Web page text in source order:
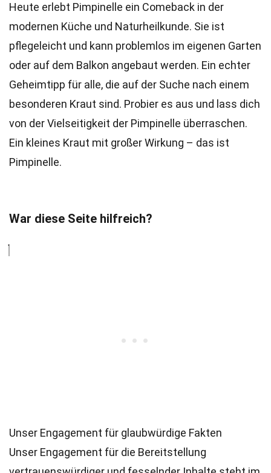
Heute erlebt Pimpinelle ein Comeback in der
modernen Küche und Naturheilkunde. Sie ist
pflegeleicht und kann problemlos im eigenen Garten
oder auf dem Balkon angebaut werden. Ein echter
Geheimtipp für alle, die auf der Suche nach einem
besonderen Kraut sind. Probier es aus und lass dich
von der Vielseitigkeit der Pimpinelle überraschen.
Ein kleines Kraut mit großer Wirkung – das ist
Pimpinelle.
War diese Seite hilfreich?
Unser Engagement für glaubwürdige Fakten
Unser Engagement für die Bereitstellung